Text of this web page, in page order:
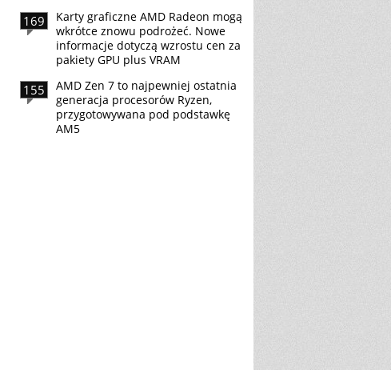
169
Karty graficzne AMD Radeon mogą
wkrótce znowu podrożeć. Nowe
informacje dotyczą wzrostu cen za
pakiety GPU plus VRAM
155
AMD Zen 7 to najpewniej ostatnia
generacja procesorów Ryzen,
przygotowywana pod podstawkę
AM5